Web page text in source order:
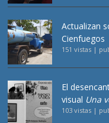
Actualizan
Cienfuegos
151 vistas |
El
visual Una
103 vistas |